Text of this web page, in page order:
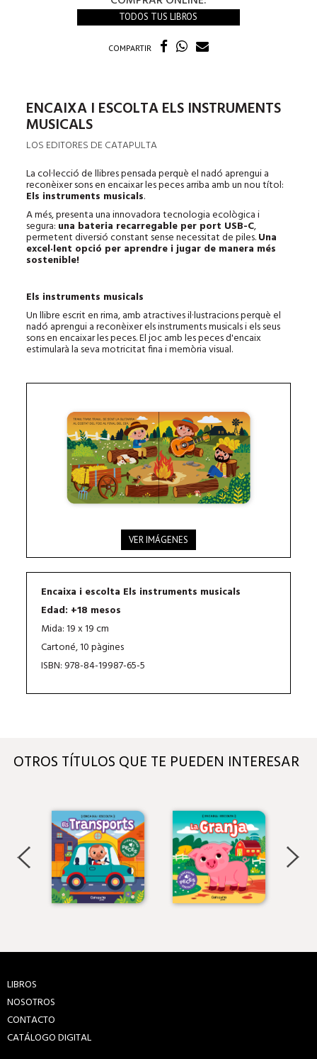
TODOS TUS LIBROS
COMPARTIR
ENCAIXA I ESCOLTA ELS INSTRUMENTS
MUSICALS
LOS EDITORES DE CATAPULTA
La col·lecció de llibres pensada perquè el nadó aprengui a
reconèixer sons en encaixar les peces arriba amb un nou títol:
Els instruments musicals.
A més, presenta una innovadora tecnologia ecològica i
segura: una bateria recarregable per port USB-C,
permetent diversió constant sense necessitat de piles.Una
excel·lent opció per aprendre i jugar de manera més
sostenible!
Els instruments musicals
Un llibre escrit en rima, amb atractives il·lustracions perquè el
nadó aprengui a reconèixer els instruments musicals i els seus
sons en encaixar les peces. El joc amb les peces d'encaix
estimularà la seva motricitat fina i memòria visual.
VER IMÁGENES
Encaixa i escolta Els instruments musicals
Edad: +18 mesos
Mida: 19 x 19 cm
Cartoné, 10 pàgines
ISBN: 978-84-19987-65-5
OTROS TÍTULOS QUE TE PUEDEN INTERESAR
LIBROS
NOSOTROS
CONTACTO
CATÁLOGO DIGITAL